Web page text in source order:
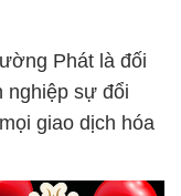
Phát là đối
nghiệp sự đổi
giao dịch hóa